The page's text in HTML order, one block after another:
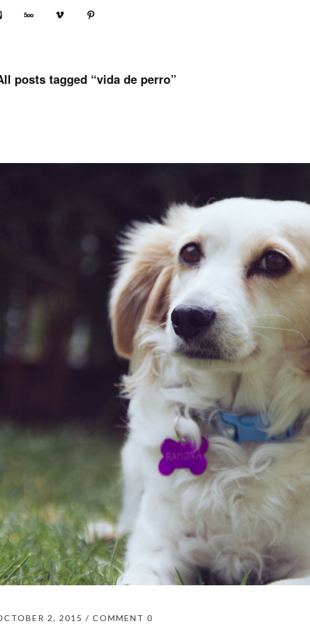
posts tagged “vida de perro”
2, 2015 COMMENT 0